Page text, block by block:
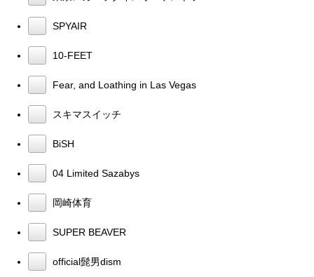
SPYAIR
10-FEET
Fear, and Loathing in Las Vegas
スキマスイッチ
BiSH
04 Limited Sazabys
岡崎体育
SUPER BEAVER
official髭男dism